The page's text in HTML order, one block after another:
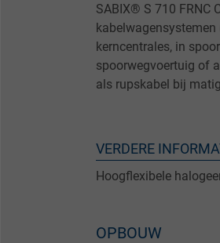
SABIX® S 710 FRNC
kerncentrales, in
spoorwegvoertuig of
als rupskabel bij
VERDERE
Hoogflexibele
OPBOUW